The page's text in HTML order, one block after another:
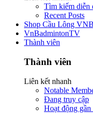
Tìm kiếm diễn
Recent Posts
Shop Cầu Lông VNB
VnBadmintonTV
Thành viên
Thành viên
Liên kết nhanh
Notable
Đang truy cập
Hoạt động gần